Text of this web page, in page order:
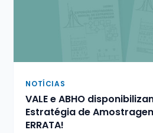
NOTÍCIAS
VALE e ABHO
Estratégia de
ERRATA!